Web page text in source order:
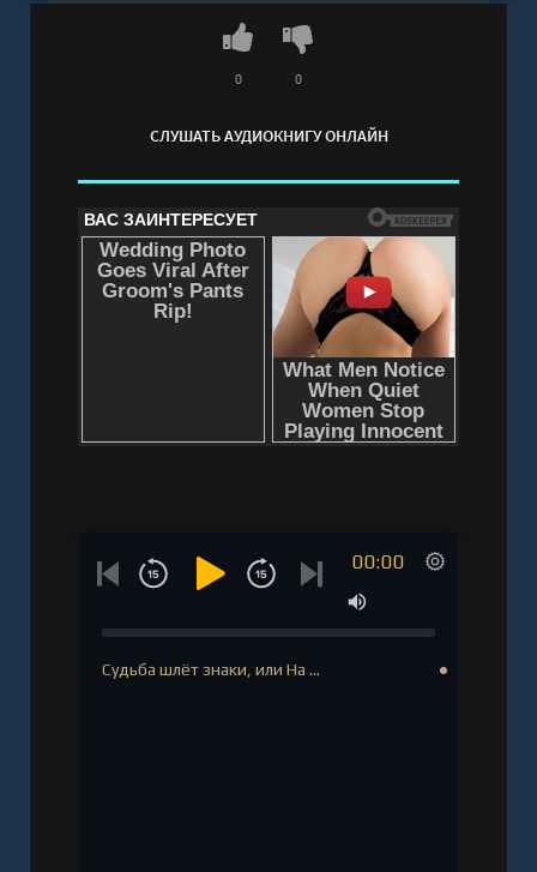
СЛУШАТЬ АУДИОКНИГУ ОНЛАЙН
0 0
00:00
Судьба шлёт знаки, или На …